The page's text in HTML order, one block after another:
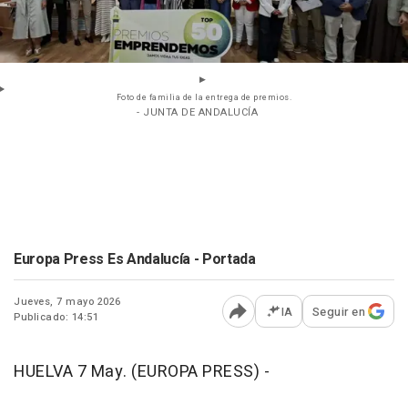
Foto de familia de la entrega de premios.
- JUNTA DE ANDALUCÍA
Europa Press Es Andalucía - Portada
Jueves, 7 mayo 2026
Publicado: 14:51
Abrir opciones para
IA Seguir en
HUELVA 7 May. (EUROPA PRESS) -